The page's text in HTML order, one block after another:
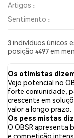
Artigos :
Sentimento :
3 indivíduos únicos
posição 4497 em
OBSR em todas as
publicados 0 artigos
dos tweets
comparação com
sobre OBSR.
OBSR. Esses
Os otimistas dizem
Vejo potencial no
forte comunidade,
crescente em
valor a longo prazo.
Os pessimistas
O OBSR apresenta
e competição